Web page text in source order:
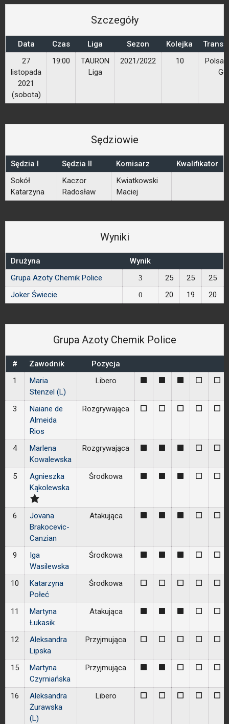
Szczegóły
Data Czas Liga Sezon Kolejka
27
listopada
2021
(sobota)
19:00
TAURON
Liga
2021/2022 10
Polsat
Go
Sędziowie
Sędzia I Sędzia II Komisarz
Kwalifikator
Sokół
Katarzyna
Kaczor
Radosław
Kwiatkowski
Maciej
Wyniki
Drużyna
Wynik
Grupa Azoty Chemik Police
3 25 25
25
Joker Świecie
0 20 19 20
Grupa Azoty Chemik Police
# Zawodnik
Pozycja
1
Maria
Stenzel (L)
Libero 0 0
3
Naiane de
Almeida
Rios
Rozgrywająca 0 0 0 0 0
4
Marlena
Kowalewska
Rozgrywająca 0 0
5
Agnieszka
Kąkolewska
Środkowa 0 0
6
Jovana
Brakocevic-
Canzian
Atakująca 0 0
9
Iga
Wasilewska
Środkowa 0 0
10
Katarzyna
Połeć
Środkowa 0 0 0 0 0
11
Martyna
Łukasik
Atakująca 0 0
12
Aleksandra
Lipska
Przyjmująca 0 0 0 0 0
15
Martyna
Czyrniańska
Przyjmująca 0 0 0
16
Aleksandra
Żurawska
(L)
Libero 0 0 0 0 0